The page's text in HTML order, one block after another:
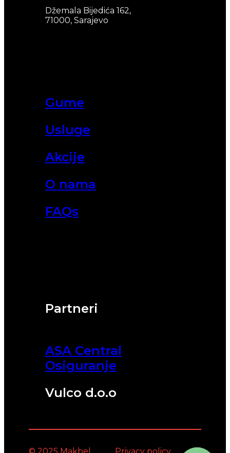
Partneri
ASA Central
Osiguranje
Vulco d.o.o
Gume
Usluge
Akcije
O nama
FAQs
Džemala Bijedića 162,
71000, Sarajevo